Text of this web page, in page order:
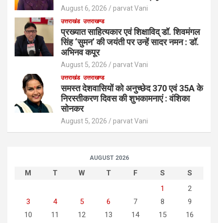
August 6, 2026 parvat Vani
उत्तराखंड उत्तराखण्ड
प्रख्यात साहित्यकार एवं शिक्षाविद् डॉ. शिवमंगल
सिंह ‘सुमन’ की जयंती पर उन्हें सादर नमन : डॉ.
अभिनव कपूर
August 5, 2026 parvat Vani
उत्तराखंड उत्तराखण्ड
समस्त देशवासियों को अनुच्छेद 370 एवं 35A के
निरस्तीकरण दिवस की शुभकामनाएं : वंशिका
सोनकर
August 5, 2026 parvat Vani
AUGUST 2026
M T W T F S
S
1
2
3
4 5 6 7 8
9
10
11 12 13 14 15
16